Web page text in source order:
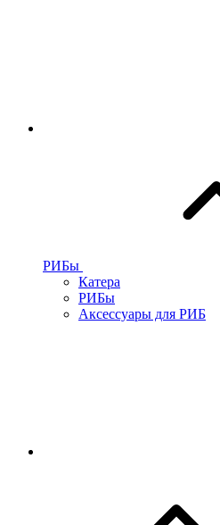
РИБы
Катера
РИБы
Аксессуары для РИБ